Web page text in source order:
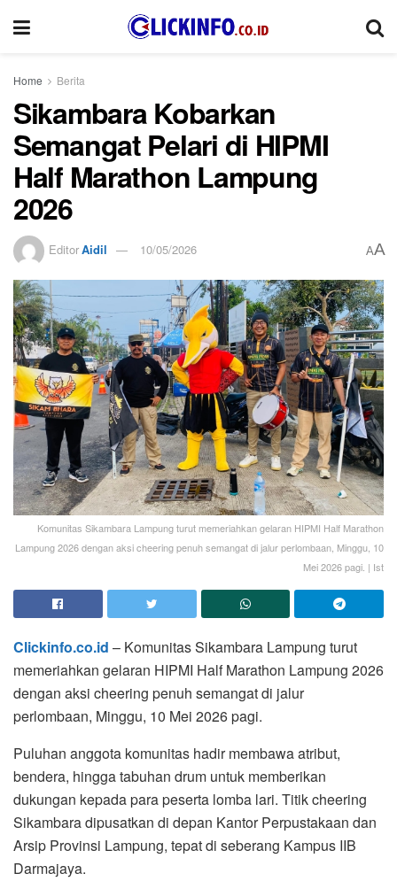
Home Berita
Sikambara Kobarkan
Semangat Pelari di HIPMI
Half Marathon Lampung
2026
EditorAidil 10/05/2026 AA
Komunitas Sikambara Lampung turut memeriahkan gelaran HIPMI Half Marathon
Lampung 2026 dengan aksi cheering penuh semangat di jalur perlombaan, Minggu, 10
Mei 2026 pagi. | Ist
Clickinfo.co.id – Komunitas Sikambara Lampung turut
memeriahkan gelaran HIPMI Half Marathon Lampung 2026
dengan aksi cheering penuh semangat di jalur
perlombaan, Minggu, 10 Mei 2026 pagi.
Puluhan anggota komunitas hadir membawa atribut,
bendera, hingga tabuhan drum untuk memberikan
dukungan kepada para peserta lomba lari. Titik cheering
Sikambara dipusatkan di depan Kantor Perpustakaan dan
Arsip Provinsi Lampung, tepat di seberang Kampus IIB
Darmajaya.